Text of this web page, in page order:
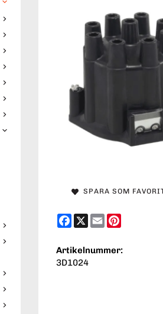
SPARA SOM
Facebook
X Email
Artikelnummer:
3D1024